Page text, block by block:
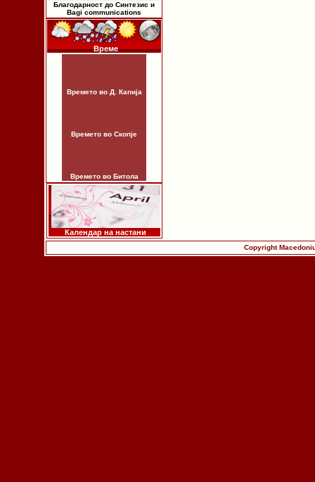
Благодарност до Синтезис и
Bagi communications
Време
Времето во Д. Капија
Времето во Скопје
Времето во Битола
Календар на настани
Copyright